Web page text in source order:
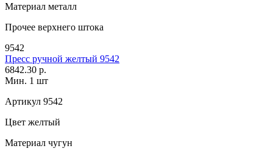
Материал металл
Прочее верхнего штока
9542
Пресс ручной желтый 9542
6842.30 р.
Мин. 1 шт
Артикул 9542
Цвет желтый
Материал чугун